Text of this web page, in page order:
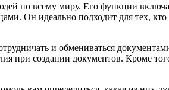
по всему миру. Его функции
Он идеально подходит для тех, кто
и обмениваться
при создании документов. Кроме